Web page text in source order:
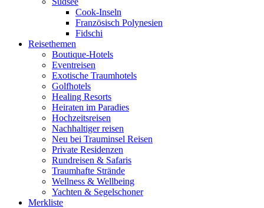
Cook-Inseln
Französisch Polynesien
Fidschi
Reisethemen
Boutique-Hotels
Eventreisen
Exotische Traumhotels
Golfhotels
Healing Resorts
Heiraten im Paradies
Hochzeitsreisen
Nachhaltiger reisen
Neu bei Trauminsel Reisen
Private Residenzen
Rundreisen & Safaris
Traumhafte Strände
Wellness & Wellbeing
Yachten & Segelschoner
Merkliste